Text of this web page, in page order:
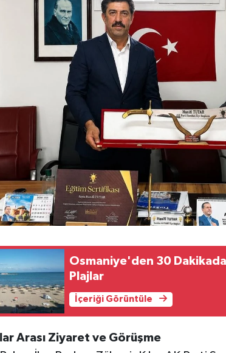
Osmaniye'den 30
Plajlar
İçeriği Görüntüle
Arası Ziyaret ve Görüşme